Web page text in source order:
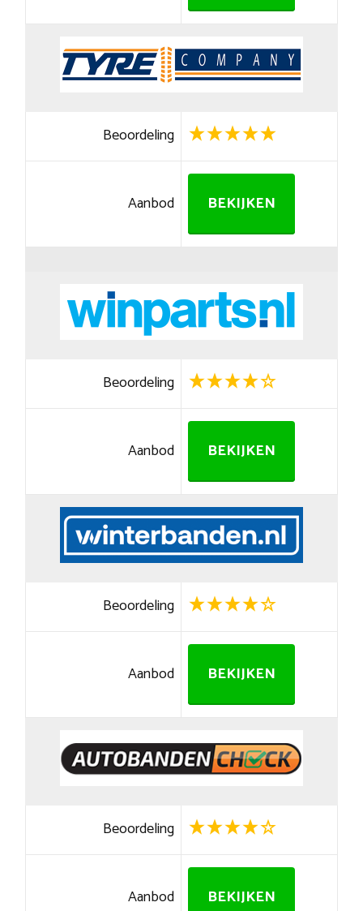
Beoordeling
Aanbod BEKIJKEN
Beoordeling
Aanbod BEKIJKEN
Beoordeling
Aanbod BEKIJKEN
Beoordeling
Aanbod BEKIJKEN